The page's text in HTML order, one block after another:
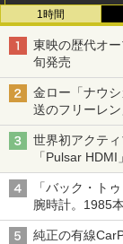
1時間
東映の歴代オ
旬発売
金ロー「ナウ
送のフリーレ
世界初アクテ
「Pulsar
「バック・ト
腕時計。1985
純正の有線